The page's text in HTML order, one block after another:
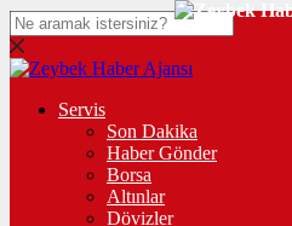
Servis
Son Dakika
Haber Gönder
Borsa
Altınlar
Dövizler